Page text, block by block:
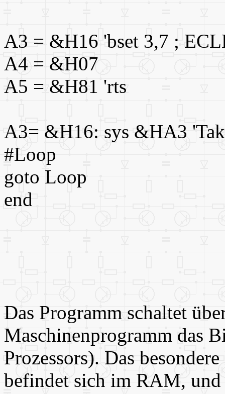
A3 = &H16 'bset 3,7 ;
A4 = &H07
A5 = &H81 'rts
A3= &H16: sys &HA3
#Loop
goto Loop
end
Das Programm schaltet
Maschinenprogramm das
Prozessors). Das
befindet sich im RAM,